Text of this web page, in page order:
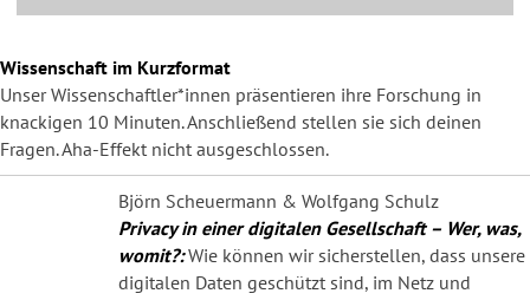
Wissenschaft im Kurzformat
Unser Wissenschaftler*innen präsentieren ihre Forschung in
knackigen 10 Minuten. Anschließend stellen sie sich deinen
Fragen. Aha-Effekt nicht ausgeschlossen.
Björn Scheuermann & Wolfgang Schulz
Privacy in einer digitalen Gesellschaft – Wer, was,
womit?:Wie können wir sicherstellen, dass unsere
digitalen Daten geschützt sind, im Netz und